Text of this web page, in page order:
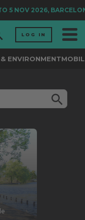
5 NOV 2026,
LOG IN
& ENVIRONMENT